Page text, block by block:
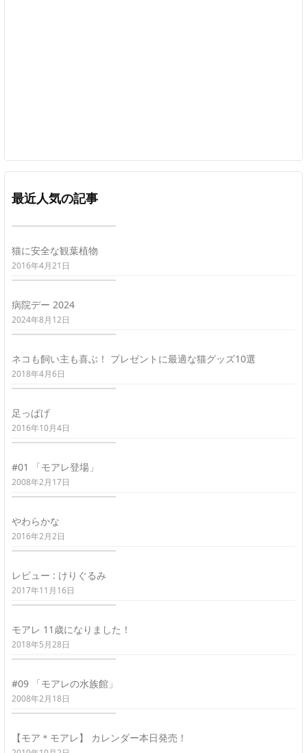
最近人気の記事
猫に安全な観葉植物
2016年4月21日
病院デー 2024
2024年8月12日
ネコも飼い主も喜ぶ！ プレゼントに最適な猫グッズ10選
2018年4月6日
足っぱげ
2016年10月4日
#01 「モアレ登場」
2008年2月17日
やわらかな
2016年2月2日
レビュー : けりぐるみ
2017年11月16日
モアレ 11歳になりました！
2018年5月28日
#09 「モアレの水族館」
2008年2月18日
【モア＊モアレ】 カレンダー本日発売！